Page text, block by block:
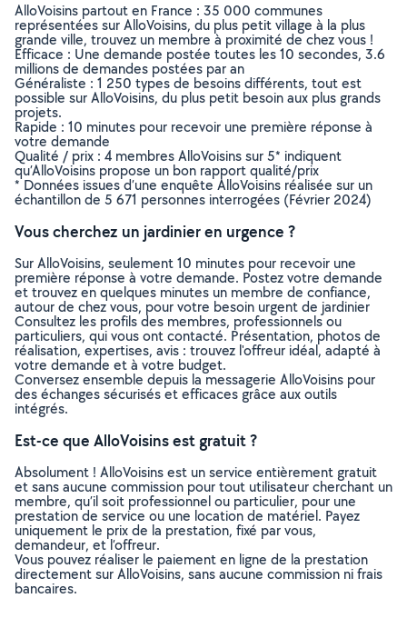
AlloVoisins partout en France : 35 000 communes
représentées sur AlloVoisins, du plus petit village à la plus
grande ville, trouvez un membre à proximité de chez vous !
Efficace : Une demande postée toutes les 10 secondes, 3.6
millions de demandes postées par an
Généraliste : 1 250 types de besoins différents, tout est
possible sur AlloVoisins, du plus petit besoin aux plus grands
projets.
Rapide : 10 minutes pour recevoir une première réponse à
votre demande
Qualité / prix : 4 membres AlloVoisins sur 5* indiquent
qu’AlloVoisins propose un bon rapport qualité/prix
* Données issues d’une enquête AlloVoisins réalisée sur un
échantillon de 5 671 personnes interrogées (Février 2024)
Vous cherchez un jardinier en urgence ?
Sur AlloVoisins, seulement 10 minutes pour recevoir une
première réponse à votre demande. Postez votre demande
et trouvez en quelques minutes un membre de confiance,
autour de chez vous, pour votre besoin urgent de jardinier
Consultez les profils des membres, professionnels ou
particuliers, qui vous ont contacté. Présentation, photos de
réalisation, expertises, avis : trouvez l'offreur idéal, adapté à
votre demande et à votre budget.
Conversez ensemble depuis la messagerie AlloVoisins pour
des échanges sécurisés et efficaces grâce aux outils
intégrés.
Est-ce que AlloVoisins est gratuit ?
Absolument ! AlloVoisins est un service entièrement gratuit
et sans aucune commission pour tout utilisateur cherchant un
membre, qu’il soit professionnel ou particulier, pour une
prestation de service ou une location de matériel. Payez
uniquement le prix de la prestation, fixé par vous,
demandeur, et l’offreur.
Vous pouvez réaliser le paiement en ligne de la prestation
directement sur AlloVoisins, sans aucune commission ni frais
bancaires.